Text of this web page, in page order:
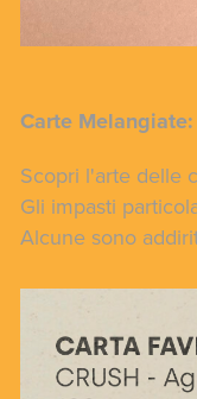
Carte
Scopri l'arte delle
Gli impasti
Alcune sono